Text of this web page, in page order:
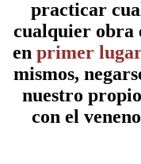
practicar
cualquier obra
en primer lugar
mismos,
nuestro
con el